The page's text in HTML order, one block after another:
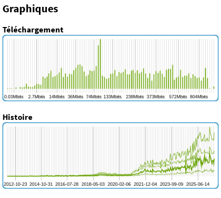
Graphiques
Téléchargement
Histoire